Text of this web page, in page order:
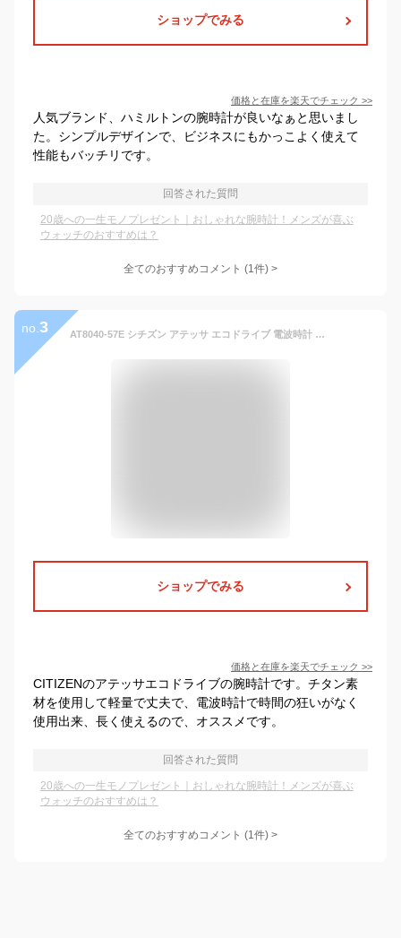
ショップでみる
価格と在庫を楽天でチェック >>
人気ブランド、ハミルトンの腕時計が良いなぁと思いまし
た。シンプルデザインで、ビジネスにもかっこよく使えて
性能もバッチリです。
回答された質問
20歳への一生モノプレゼント｜おしゃれな腕時計！メンズが喜ぶ
ウォッチのおすすめは？
全てのおすすめコメント (1件) >
no. 3 AT8040-57E シチズン アテッサ エコドライブ 電波時計 メンズ 腕時計 ブランド チタン クロノグラフ CITIZEN ATTESA ブラック 黒 時計 記念品 プレゼント ギフト
ショップでみる
価格と在庫を楽天でチェック >>
CITIZENのアテッサエコドライブの腕時計です。チタン素
材を使用して軽量で丈夫で、電波時計で時間の狂いがなく
使用出来、長く使えるので、オススメです。
回答された質問
20歳への一生モノプレゼント｜おしゃれな腕時計！メンズが喜ぶ
ウォッチのおすすめは？
全てのおすすめコメント (1件) >